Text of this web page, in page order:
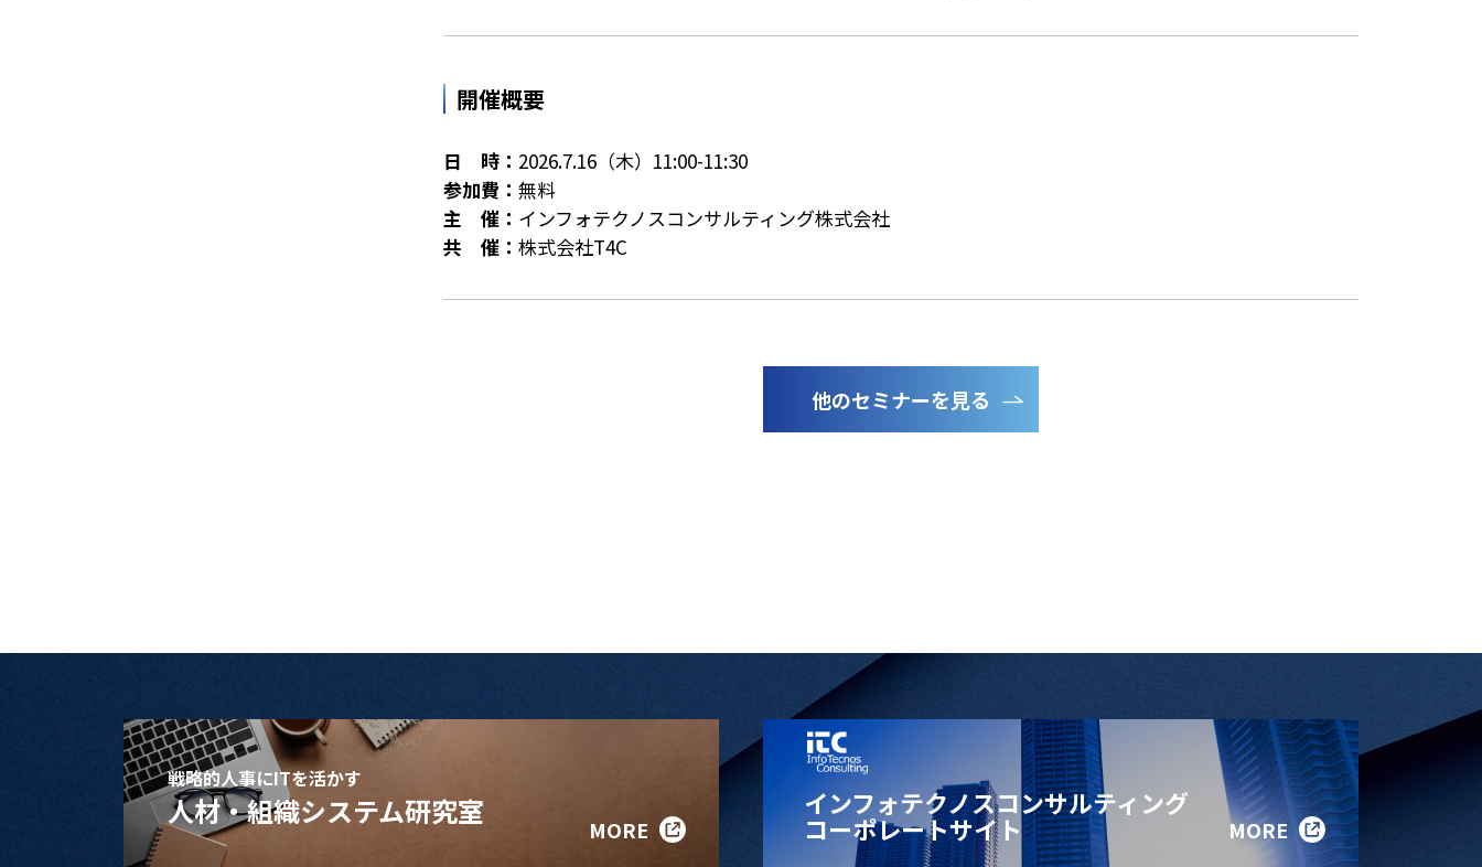
開催概要
日 時： 2026.7.16（木）11:00-11:30
参加費： 無料
主 催： インフォテクノスコンサルティング株式会社
共 催： 株式会社T4C
他のセミナーを見る
戦略的人事にITを活かす
人材・組織システム研究室 MORE
インフォテクノスコンサルティング
コーポレートサイト MORE